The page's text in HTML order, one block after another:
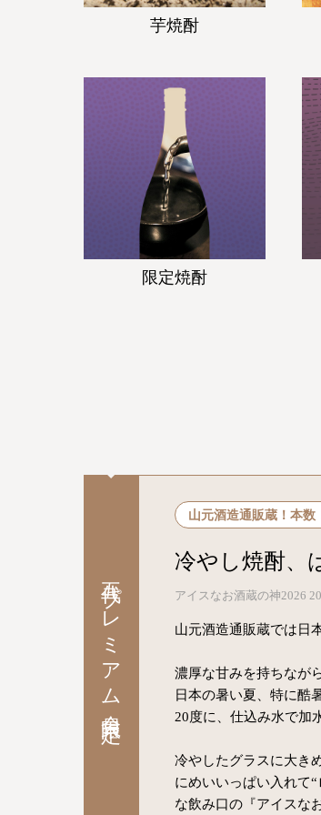
芋焼酎
限定焼酎
五代プレミアム会員限定
山元酒造通販蔵！本
冷やし焼酎、
アイスなお酒蔵の神2026
山元酒造通販蔵では日
濃厚な甘みを持ちなが
日本の暑い夏、特に酷
20度に、仕込み水で加
冷やしたグラスに大き
にめいいっぱい入れて
な飲み口の『アイスな